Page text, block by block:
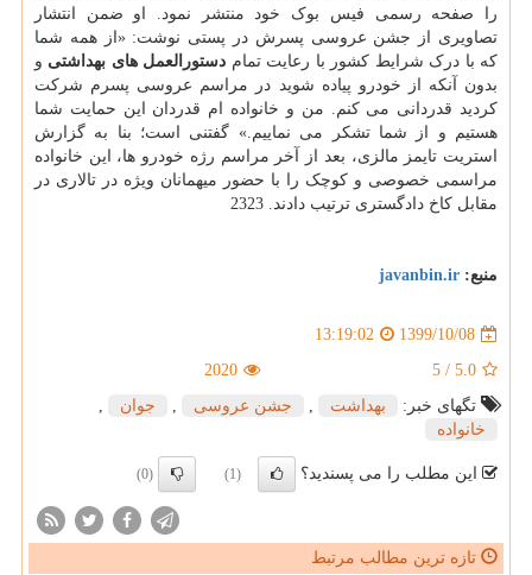
را صفحه رسمی فیس بوک خود منتشر نمود. او ضمن انتشار
تصاویری از جشن عروسی پسرش در پستی نوشت: «از همه شما
که با درک شرایط کشور با رعایت تمام دستورالعمل های بهداشتی و
بدون آنکه از خودرو پیاده شوید در مراسم عروسی پسرم شرکت
کردید قدردانی می کنم. من و خانواده ام قدردان این حمایت شما
هستیم و از شما تشکر می نماییم.» گفتنی است؛ بنا به گزارش
استریت تایمز مالزی، بعد از آخر مراسم رژه خودرو ها، این خانواده
مراسمی خصوصی و کوچک را با حضور میهمانان ویژه در تالاری در
مقابل کاخ دادگستری ترتیب دادند. 2323
منبع: javanbin.ir
1399/10/08
13:19:02
5.0
/
5
2020
تگهای خبر:
بهداشت , جشن عروسی , جوان
,
خانواده
این مطلب را می پسندید؟ (1)
(0)
تازه ترین مطالب مرتبط